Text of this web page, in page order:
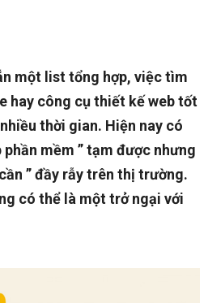
một list tổng hợp, việc tìm
hay công cụ thiết kế web tốt
thời gian. Hiện nay có
phần mềm ” tạm được nhưng
” đầy rẫy trên thị trường.
có thể là một trở ngại với